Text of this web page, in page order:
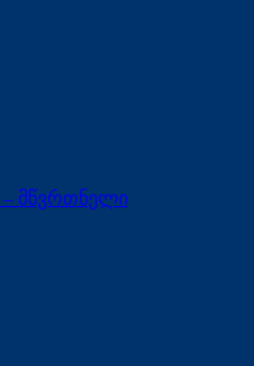
მწვრთნელი